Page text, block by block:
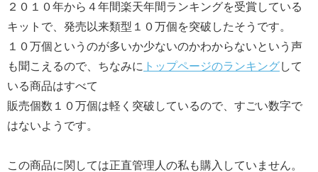
２０１０年から４年間楽天年間ランキングを受賞している
キットで、発売以来類型１０万個を突破したそうです。
１０万個というのが多いか少ないのかわからないという声
も聞こえるので、ちなみに トップページのランキングして
いる商品はすべて
販売個数１０万個は軽く突破しているので、すごい数字で
はないようです。
この商品に関しては正直管理人の私も購入していません。